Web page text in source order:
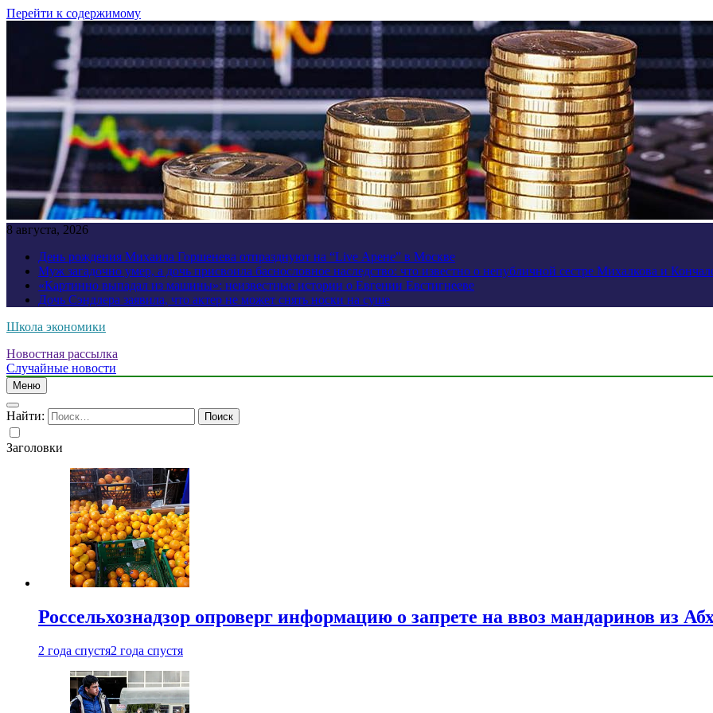
Перейти к содержимому
8 августа, 2026
День рождения Михаила Горшенева отпразднуют на “Live Арене” в Москве
Муж загадочно умер, а дочь присвоила баснословное наследство: что известно о непубличной сестре Михалкова и
«Картинно выпадал из машины»: неизвестные истории о Евгении Евстигнееве
Дочь Сэндлера заявила, что актер не может снять носки на суше
Школа экономики
Новостная рассылка
Случайные новости
Меню
Найти:
Заголовки
Россельхознадзор опроверг информацию о запрете на ввоз мандаринов из
2 года спустя2 года спустя